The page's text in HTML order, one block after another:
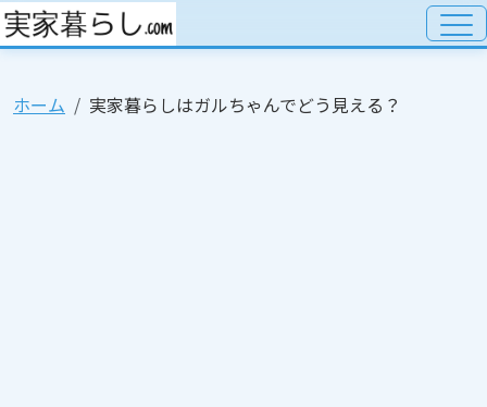
ホーム 実家暮らしはガルちゃんでどう見える？